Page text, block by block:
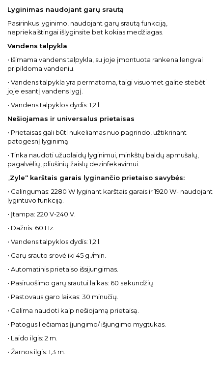
Lyginimas naudojant garų srautą
Pasirinkus lyginimo, naudojant garų srautą funkciją,
nepriekaištingai išlyginsite bet kokias medžiagas.
Vandens talpykla
• Išimama vandens talpykla, su joje įmontuota rankena lengvai
pripildoma vandeniu.
• Vandens talpykla yra permatoma, taigi visuomet galite stebėti
joje esantį vandens lygį.
• Vandens talpyklos dydis: 1,2 l.
Nešiojamas ir universalus prietaisas
• Prietaisas gali būti nukeliamas nuo pagrindo, užtikrinant
patogesnį lyginimą.
• Tinka naudoti užuolaidų lyginimui, minkštų baldų apmušalų,
pagalvėlių, pliušinių žaislų dezinfekavimui.
Zyle“ karštais garais lyginančio prietaiso savybės:
• Galingumas: 2280 W lyginant karštais garais ir 1920 W- naudojant
lygintuvo funkciją.
• Įtampa: 220 V-240 V.
• Dažnis: 60 Hz.
• Vandens talpyklos dydis: 1,2 l.
• Garų srauto srovė iki 45 g./min.
• Automatinis prietaiso išsijungimas.
• Pasiruošimo garų srautui laikas: 60 sekundžių.
• Pastovaus garo laikas: 30 minučių.
• Galima naudoti kaip nešiojamą prietaisą.
• Patogus liečiamas įjungimo/ išjungimo mygtukas.
• Laido ilgis: 2 m.
• Žarnos ilgis: 1,3 m.